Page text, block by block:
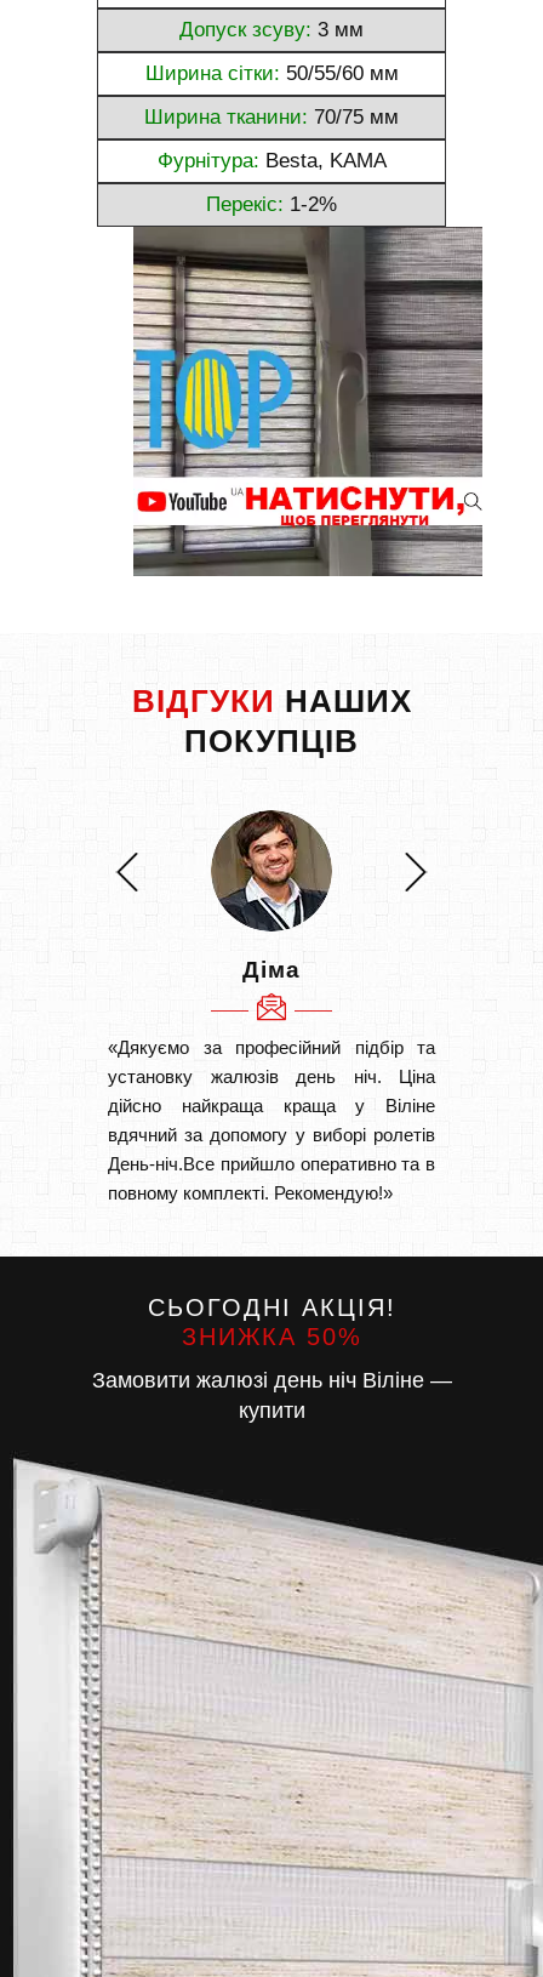
Допуск зсуву: 3 мм
Ширина сітки: 50/55/60 мм
Ширина тканини: 70/75 мм
Фурнітура: Besta, KAMA
Перекіс: 1-2%
ВІДГУКИ НАШИХ
ПОКУПЦІВ
Діма
«Дякуємо за професійний підбір та
установку жалюзів день ніч. Ціна
дійсно найкраща краща у Віліне
вдячний за допомогу у виборі ролетів
День-ніч.Все прийшло оперативно та в
повному комплекті. Рекомендую!»
СЬОГОДНІ АКЦІЯ!
ЗНИЖКА 50%
Замовити жалюзі день ніч Віліне —
купити